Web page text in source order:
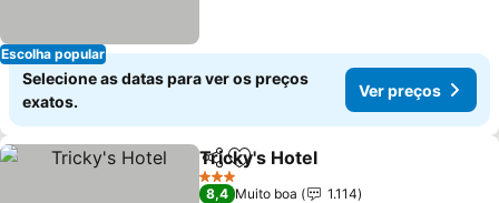
Escolha popular
Selecione as datas para ver os preços
exatos.
Ver preços
PartilharAdicionar aos favoritos
Tricky's Hotel
3 Estrelas
8,4 Muito boa
1.114